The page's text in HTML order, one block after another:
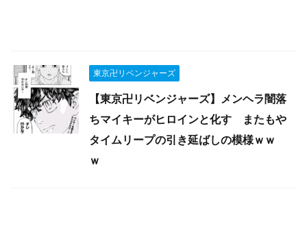
東京卍リベンジャーズ
【東京卍リベンジャーズ】メンヘラ闇落
ちマイキーがヒロインと化す またもや
タイムリープの引き延ばしの模様ｗｗ
ｗ